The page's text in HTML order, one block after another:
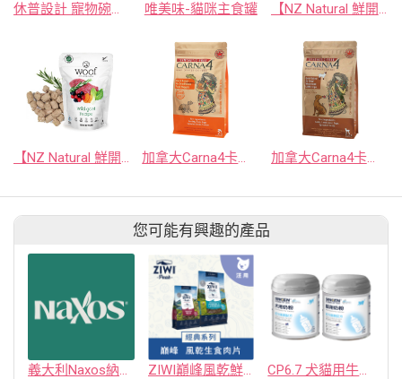
休普設計 寵物碗及用品 唯美味-貓咪主食罐 【NZ Natural 鮮開凍】 meow-貓咪冷凍乾燥生食餐系列
加拿大Carna4卡娜芙‧狗狗系列
您可能有興趣的產品
義大利Naxos納索斯 ZIWI巔峰風乾鮮肉糧 牛／羊／雞／鯖羊／羊肚羊／鹿 CP6.7 犬貓用牛奶粉 新包裝